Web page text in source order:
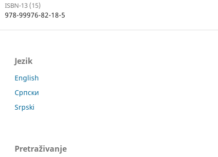
ISBN-13 (15)
978-99976-82-18-5
Jezik
English
Српски
Srpski
Pretraživanje